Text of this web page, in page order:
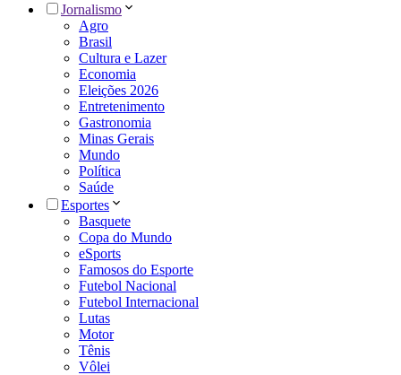
Jornalismo
Agro
Brasil
Cultura e Lazer
Economia
Eleições 2026
Entretenimento
Gastronomia
Minas Gerais
Mundo
Política
Saúde
Esportes
Basquete
Copa do Mundo
eSports
Famosos do Esporte
Futebol Nacional
Futebol Internacional
Lutas
Motor
Tênis
Vôlei